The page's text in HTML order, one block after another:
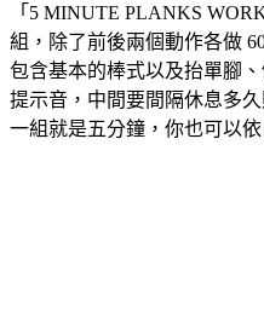
「5 MINUTE PLANKS
組，除了前後兩個動作各做
包含基本的棒式以及抬單腳
提示音，中間要間隔休息多
一組就是五分鐘，你也可以